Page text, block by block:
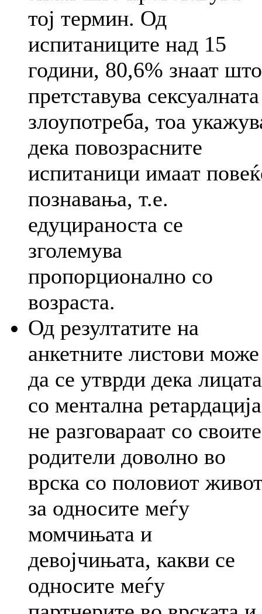
тој термин. Од
испитаниците над 15
години, 80,6% знаат што
претставува сексуалната
злоупотреба, тоа
дека повозрасните
испитаници имаат
познавања, т.е.
едуцираноста се
зголемува
пропорционално со
возраста.
Од резултатите на
анкетните листови може
да се утврди дека лицата
со ментална ретардација
не разговараат со своите
родители доволно во
врска со половиот
за односите меѓу
момчињата и
девојчињата, какви се
односите меѓу